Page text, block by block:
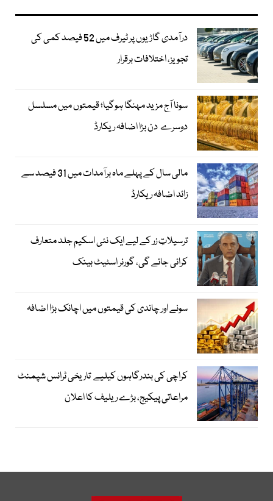
درآمدی گاڑیوں پر ٹیرف میں 52 فیصد کمی کی
تجویز، اختلافات برقرار
سونا آج مزید مہنگا ہوگیا؛ قیمتوں میں مسلسل
دوسرے دن بڑا اضافہ ریکارڈ
مالی سال کے پہلے ماہ برآمدات میں 31 فیصد سے
زائد اضافہ ریکارڈ
ترسیلاتِ زر کے لیے ایک نئی اسکیم جلد متعارف
کرائی جائے گی، گورنر اسٹیٹ بینک
سونے اور چاندی کی قیمتوں میں اچانک بڑا اضافہ
کراچی کی بندرگاہوں کیلیے تاریخی ٹرانس شپمنٹ
مراعاتی پیکیج، بڑے ریلیف کا اعلان